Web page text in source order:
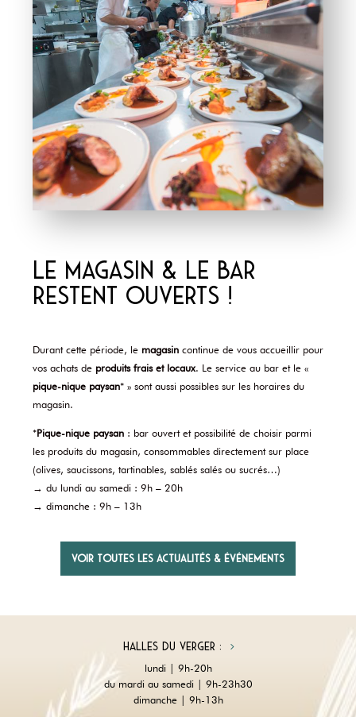
Le magasin & le bar
restent ouverts !
Durant cette période, le magasincontinue de vous accueillir pour
vos achats de produits frais et locaux. Le service au bar et le «
pique-nique paysan* » sont aussi possibles sur les horaires du
magasin.
*Pique-nique paysan: bar ouvert et possibilité de choisir parmi
les produits du magasin, consommables directement sur place
(olives, saucissons, tartinables, sablés salés ou sucrés…)
→ du lundi au samedi : 9h – 20h
→ dimanche : 9h – 13h
Voir toutes les actualités & événements
Halles du Verger :
lundi | 9h-20h
du mardi au samedi | 9h-23h30
dimanche | 9h-13h